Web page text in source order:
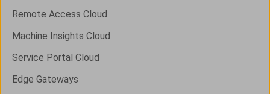
Remote Access Cloud
Machine Insights Cloud
Service Portal Cloud
Edge Gateways